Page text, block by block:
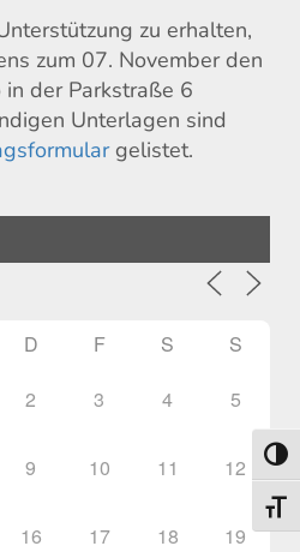
zu erhalten,
zum 07. November den
der Parkstraße 6
Unterlagen sind
gelistet.
D F S S
2 3 4 5
9 10 11 12
16 17 18 19